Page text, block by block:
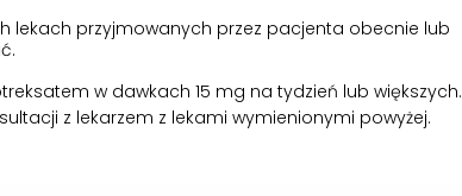
lekach przyjmowanych przez pacjenta obecnie lub
w dawkach 15 mg na tydzień lub większych.
z lekarzem z lekami wymienionymi powyżej.